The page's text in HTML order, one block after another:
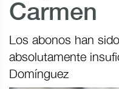
Carmen
Los abonos han
absolutamente
Domínguez